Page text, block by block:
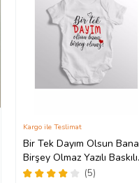
Bir Tek Dayım Olsun Bana
Birşey Olmaz Yazılı Baskılı
Bebek Zıbını
(5)
Kargo ile Teslimat